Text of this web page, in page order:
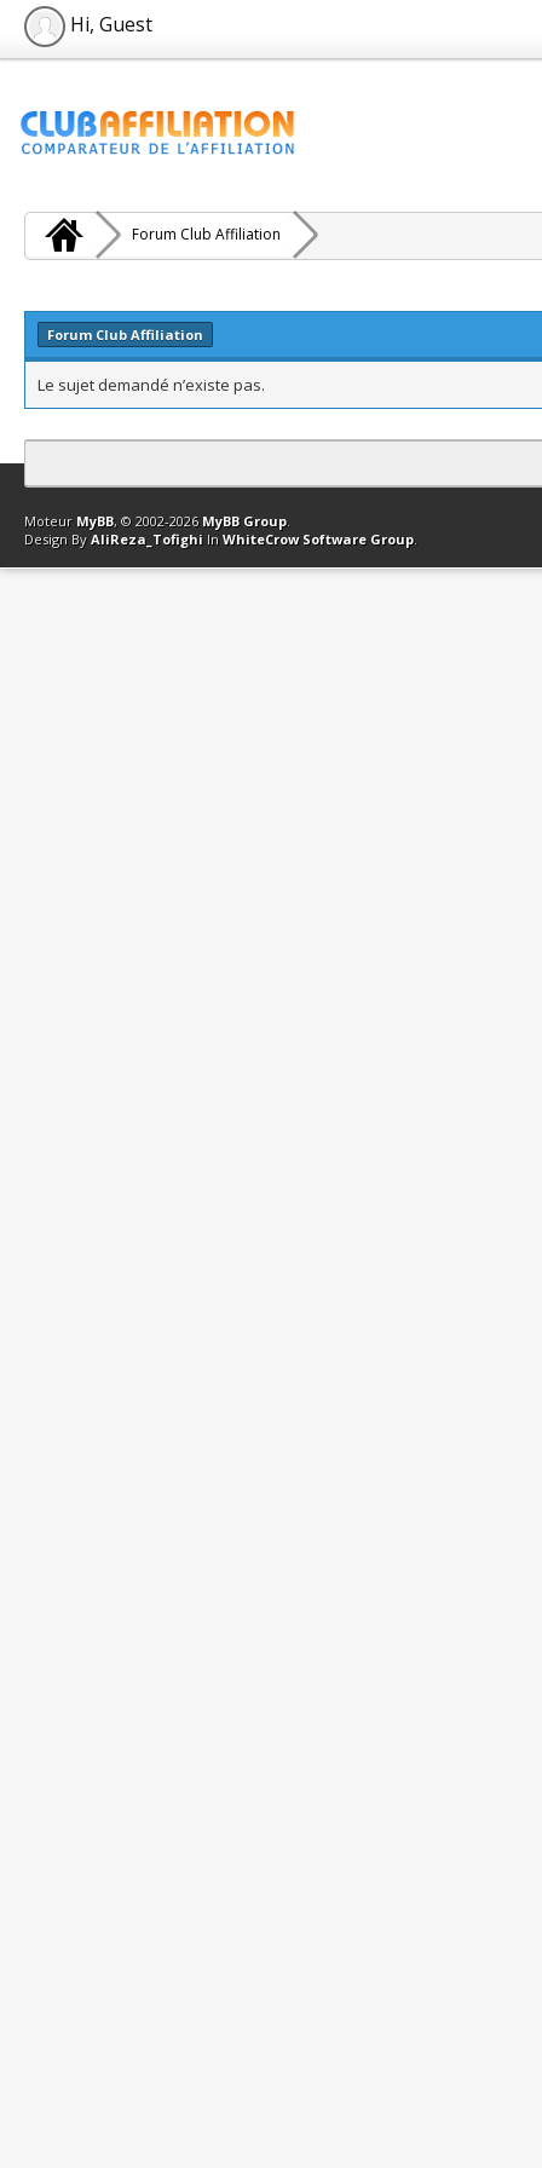
Hi, Guest
Forum Club Affiliation
Forum Club Affiliation
Le sujet demandé n’existe pas.
Contact Club Affiliation Retourner en haut Version bas-débit
Moteur MyBB, © 2002-2026 MyBB Group.
Design By AliReza_Tofighi In WhiteCrow Software Group.